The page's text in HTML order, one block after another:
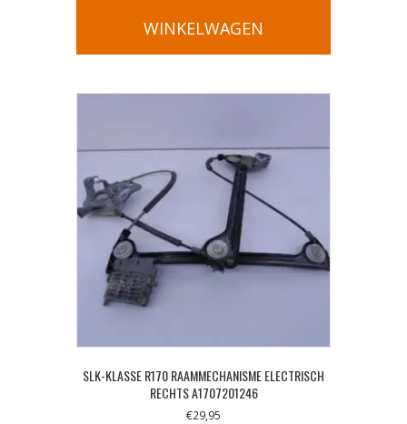
WINKELWAGEN
SLK-KLASSE R170 RAAMMECHANISME ELECTRISCH
RECHTS A1707201246
€29,95